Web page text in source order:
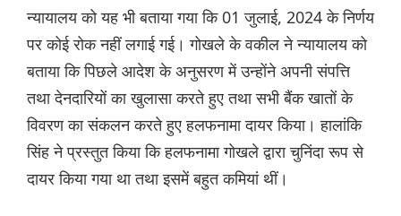
न्यायालय को यह भी बताया गया कि 01 जुलाई, 2024 के निर्णय
पर कोई रोक नहीं लगाई गई। गोखले के वकील ने न्यायालय को
बताया कि पिछले आदेश के अनुसरण में उन्होंने अपनी संपत्ति
तथा देनदारियों का खुलासा करते हुए तथा सभी बैंक खातों के
विवरण का संकलन करते हुए हलफनामा दायर किया। हालांकि
सिंह ने प्रस्तुत किया कि हलफनामा गोखले द्वारा चुनिंदा रूप से
दायर किया गया था तथा इसमें बहुत कमियां थीं।